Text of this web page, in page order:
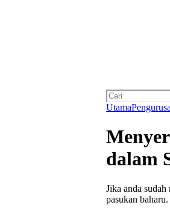
Utama
dalam
Jika anda
pasukan baharu.